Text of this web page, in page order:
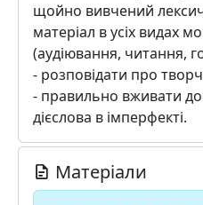
щойно вивчений
матеріал в усіх видах
(аудіювання, читання,
- розповідати про
- правильно вживати
дієслова в імперфекті.
Матеріали